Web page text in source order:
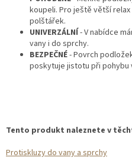
koupeli. Pro ještě větší
polštářek.
UNIVERZÁLNÍ- V nabídce
vany i do sprchy.
BEZPEČNÉ- Povrch
poskytuje jistotu při pohybu
Tento produkt naleznete v
Protiskluzy do vany a sprchy